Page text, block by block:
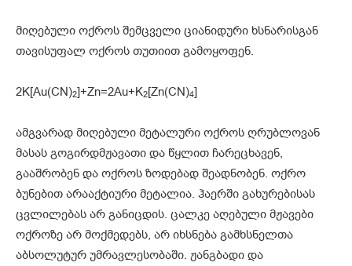
მიღებული ოქროს შემცველი ციანიდური ხსნარისგან
თავისუფალ ოქროს თუთიით გამოყოფენ.
2K[Au(CN)2]+Zn=2Au+K2[Zn(CN)4]
ამგვარად მიღებული მეტალური ოქროს ღრუბლოვან
მასას გოგირდმჟავათი და წყლით ჩარეცხავენ,
გააშრობენ და ოქროს ზოდებად შეადნობენ. ოქრო
ბუნებით არააქტიური მეტალია. ჰაერში გახურებისას
ცვლილებას არ განიცდის. ცალკე აღებული მჟავები
ოქროზე არ მოქმედებს, არ იხსნება გამხსნელთა
აბსოლუტურ უმრავლესობაში. ჟანგბადი და